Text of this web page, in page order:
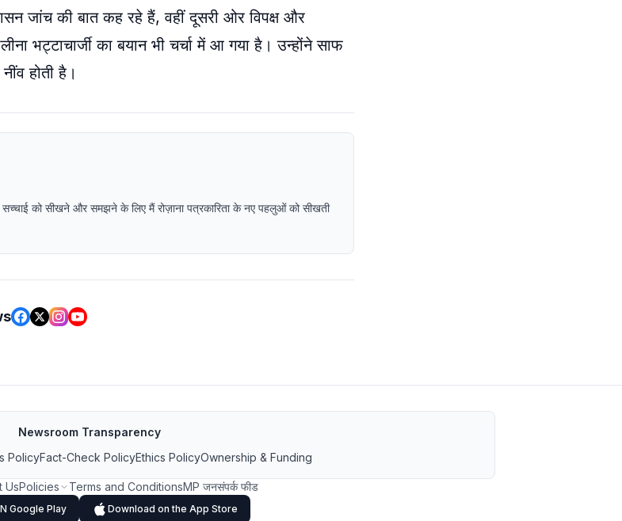
जांच की बात कह रहे हैं, वहीं दूसरी ओर विपक्ष और
भट्टाचार्जी का बयान भी चर्चा में आ गया है। उन्होंने साफ
होती है।
को सीखने और समझने के लिए मैं रोज़ाना पत्रकारिता के नए पहलुओं को सीखती
Newsroom Transparency
PolicyFact-Check PolicyEthics PolicyOwnership & Funding
UsPolicies Terms and ConditionsMP जनसंपर्क फीड
Google Play Download on the App Store